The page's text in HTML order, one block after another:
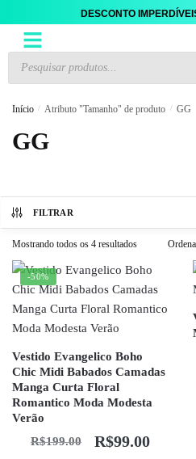
DESCONTO
Início / Atributo "Tamanho" de produto / GG
GG
FILTRAR
Mostrando todos os 4 resultados
-50%
Vestido Evangelico Boho
Chic Midi Babados Camadas
Manga Curta Floral
Romantico Moda Modesta
Verão
R$199.00 R$99.00